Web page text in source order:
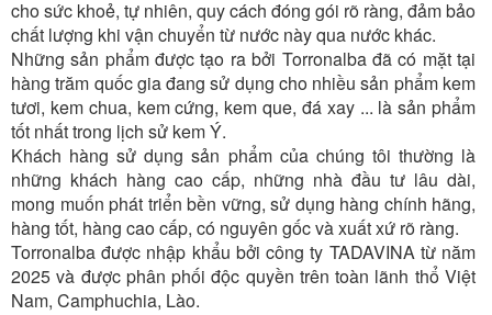
cho sức khoẻ, tự nhiên, quy cách đóng gói rõ ràng, đảm bảo
chất lượng khi vận chuyển từ nước này qua nước khác.
Những sản phẩm được tạo ra bởi Torronalba đã có mặt tại
hàng trăm quốc gia đang sử dụng cho nhiều sản phẩm kem
tươi, kem chua, kem cứng, kem que, đá xay ... là sản phẩm
tốt nhất trong lịch sử kem Ý.
Khách hàng sử dụng sản phẩm của chúng tôi thường là
những khách hàng cao cấp, những nhà đầu tư lâu dài,
mong muốn phát triển bền vững, sử dụng hàng chính hãng,
hàng tốt, hàng cao cấp, có nguyên gốc và xuất xứ rõ ràng.
Torronalba được nhập khẩu bởi công ty TADAVINA từ năm
2025 và được phân phối độc quyền trên toàn lãnh thổ Việt
Nam, Camphuchia, Lào.